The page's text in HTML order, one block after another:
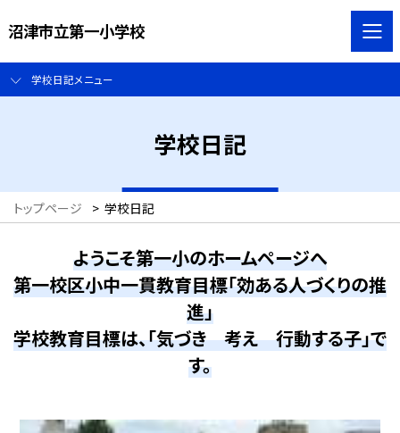
沼津市立第一小学校
学校日記メニュー
学校日記
トップページ > 学校日記
ようこそ第一小のホームページへ
第一校区小中一貫教育目標「効ある人づくりの推
進」
学校教育目標は、「気づき 考え 行動する子」で
す。